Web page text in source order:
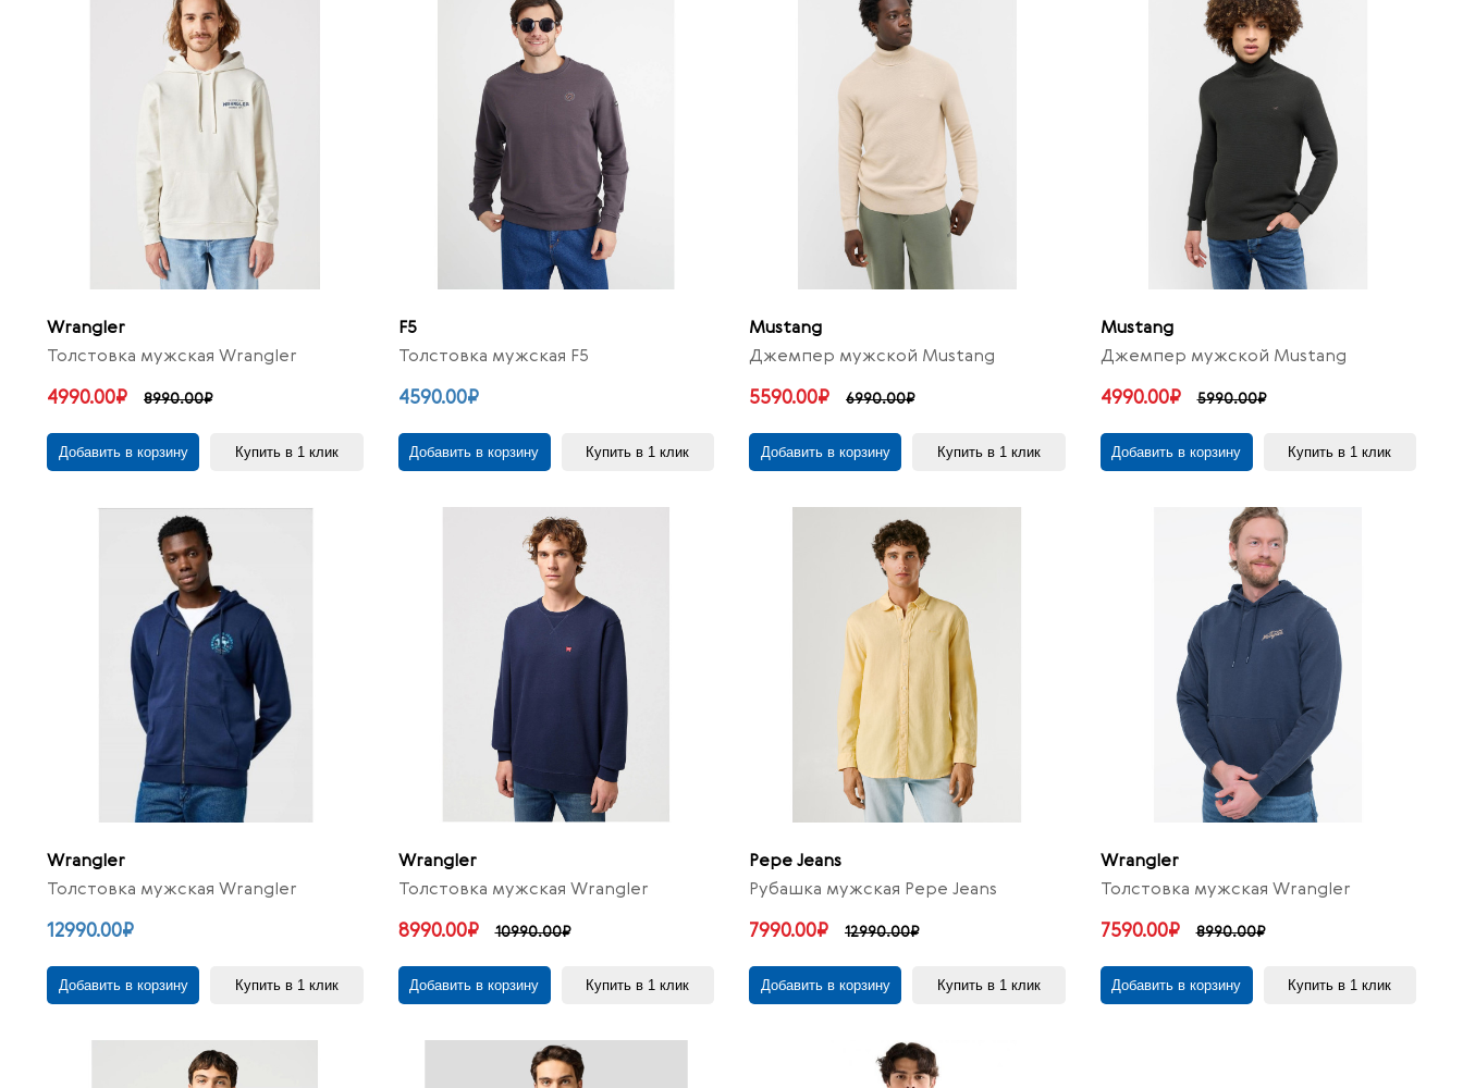
Wrangler
Толстовка мужская Wrangler
4990.00₽ 8990.00₽
Добавить в корзину Купить в 1 клик
F5
Толстовка мужская F5
4590.00₽
Добавить в корзину Купить в 1 клик
Mustang
Джемпер мужской Mustang
5590.00₽ 6990.00₽
Добавить в корзину Купить в 1 клик
Mustang
Джемпер мужской Mustang
4990.00₽ 5990.00₽
Добавить в корзину Купить в 1 клик
Wrangler
Толстовка мужская Wrangler
12990.00₽
Добавить в корзину Купить в 1 клик
Wrangler
Толстовка мужская Wrangler
8990.00₽ 10990.00₽
Добавить в корзину Купить в 1 клик
Pepe Jeans
Рубашка мужская Pepe Jeans
7990.00₽ 12990.00₽
Добавить в корзину Купить в 1 клик
Wrangler
Толстовка мужская Wrangler
7590.00₽ 8990.00₽
Добавить в корзину Купить в 1 клик